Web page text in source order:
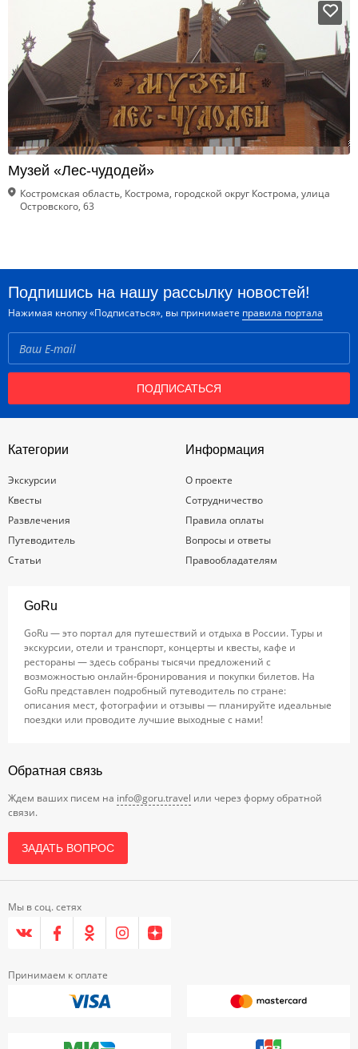
Музей «Лес-чудодей»
Костромская область, Кострома, городской округ Кострома, улица
Островского, 63
Подпишись на нашу рассылку новостей!
Нажимая кнопку «Подписаться», вы принимаете правила портала
ПОДПИСАТЬСЯ
Категории
Экскурсии
Квесты
Развлечения
Путеводитель
Статьи
Информация
О проекте
Сотрудничество
Правила оплаты
Вопросы и ответы
Правообладателям
GoRu
GoRu — это портал для путешествий и отдыха в России. Туры и
экскурсии, отели и транспорт, концерты и квесты, кафе и
рестораны — здесь собраны тысячи предложений с
возможностью онлайн-бронирования и покупки билетов. На
GoRu представлен подробный путеводитель по стране:
описания мест, фотографии и отзывы — планируйте идеальные
поездки или проводите лучшие выходные с нами!
Обратная связь
Ждем ваших писем на info@goru.travel или через форму обратной
связи.
ЗАДАТЬ ВОПРОС
Мы в соц. сетях
Принимаем к оплате